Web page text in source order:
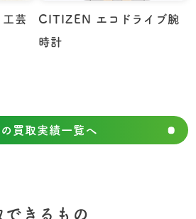
芸
CITIZEN エコドライブ腕
時計
買取実績一覧へ
きるもの